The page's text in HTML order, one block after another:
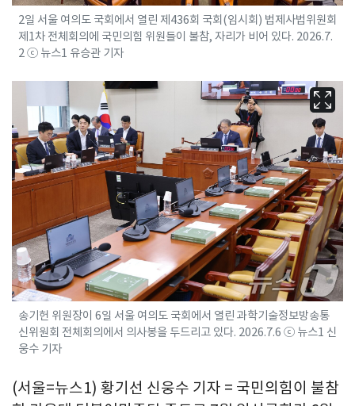
2일 서울 여의도 국회에서 열린 제436회 국회(임시회) 법제사법위원회
제1차 전체회의에 국민의힘 위원들이 불참, 자리가 비어 있다. 2026.7.
2 ⓒ 뉴스1 유승관 기자
송기헌 위원장이 6일 서울 여의도 국회에서 열린 과학기술정보방송통
신위원회 전체회의에서 의사봉을 두드리고 있다. 2026.7.6 ⓒ 뉴스1 신
웅수 기자
(서울=뉴스1) 황기선 신웅수 기자 = 국민의힘이 불참